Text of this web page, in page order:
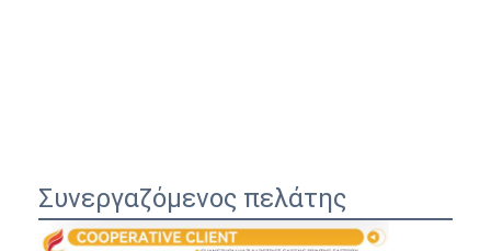
Συνεργαζόμενος πελάτης